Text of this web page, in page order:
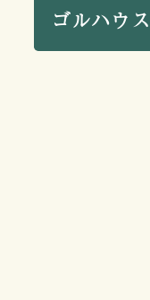
ゴルハウ